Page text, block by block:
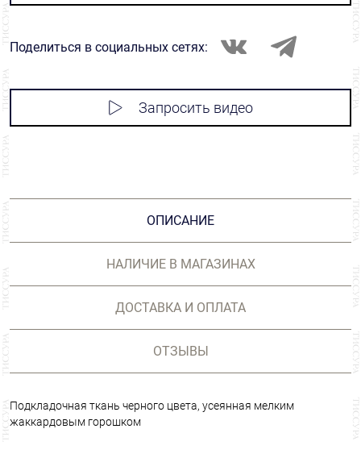
Поделиться в социальных сетях:
Запросить видео
ОПИСАНИЕ
НАЛИЧИЕ В МАГАЗИНАХ
ДОСТАВКА И ОПЛАТА
ОТЗЫВЫ
Подкладочная ткань черного цвета, усеянная мелким
жаккардовым горошком